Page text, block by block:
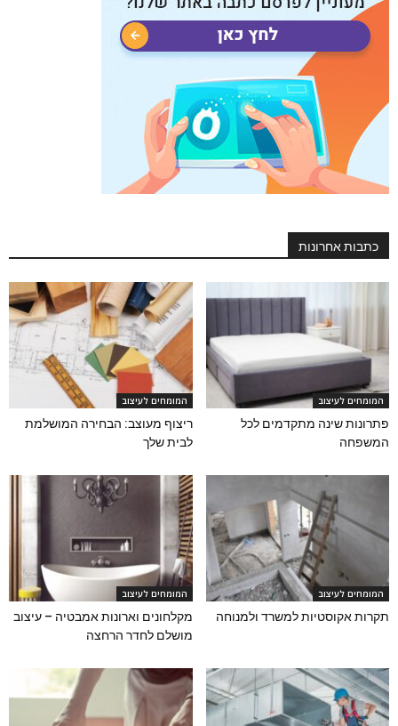
כתבות אחרונות
המומחים לעיצוב
פתרונות שינה מתקדמים לכל
המשפחה
המומחים לעיצוב
ריצוף מעוצב: הבחירה המושלמת
לבית שלך
המומחים לעיצוב
תקרות אקוסטיות למשרד ולמנוחה
המומחים לעיצוב
מקלחונים וארונות אמבטיה – עיצוב
מושלם לחדר הרחצה